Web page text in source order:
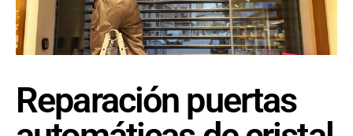
Reparación puertas